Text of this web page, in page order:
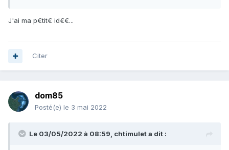
J'ai ma p€tit€ id€€...
Citer
dom85
Posté(e) le 3 mai 2022
Le 03/05/2022 à 08:59, chtimuleta dit :